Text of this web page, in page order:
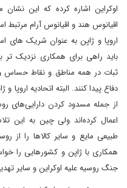
اوکراین اشاره کرده که این
اقیانوس هند و اقیانوس آرام مرتبط
اروپا و ژاپن به عنوان شریک های
باید راهی برای همکاری نزدیک تر
ثبات در همه مناطق و نقاط حساس
دفاع پیدا کنند. البته اتحادیه
از جمله مسدود کردن دارایی‌های
اعمال کرده‌اند ولی چین به این
طبیعی مایع و سایر کالاها را از
همکاری با ژاپن و کشورهایی را
جنگ روسیه علیه اوکراین و سایر